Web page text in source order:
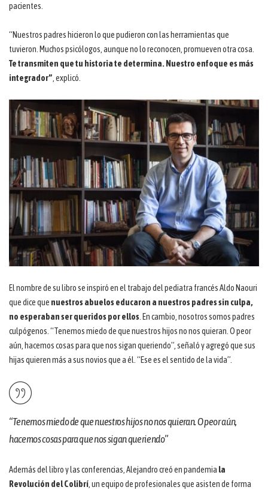
pacientes.
“Nuestros padres hicieron lo que pudieron con las herramientas que
tuvieron. Muchos psicólogos, aunque no lo reconocen, promueven otra cosa.
Te transmiten que tu historia te determina. Nuestro enfoque es más
integrador” , explicó.
El nombre de su libro se inspiró en el trabajo del pediatra francés Aldo Naouri
que dice que nuestros abuelos educaron a nuestros padres sin culpa,
no esperaban ser queridos por ellos. En cambio, nosotros somos padres
culpógenos. “Tenemos miedo de que nuestros hijos no nos quieran. O peor
aún, hacemos cosas para que nos sigan queriendo”, señaló y agregó que sus
hijas quieren más a sus novios que a él. “Ese es el sentido de la vida”.
“Tenemos miedo de que nuestros hijos no nos quieran. O peor aún,
hacemos cosas para que nos sigan queriendo”
Además del libro y las conferencias, Alejandro creó en pandemia la
Revolución del Colibrí, un equipo de profesionales que asisten de forma